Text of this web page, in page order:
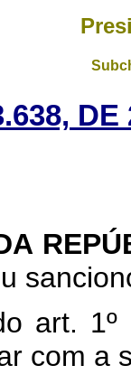
art.
com a